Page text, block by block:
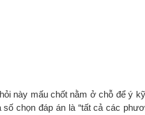
này mấu chốt nằm ở chỗ để ý
số chọn đáp án là “tất cả các